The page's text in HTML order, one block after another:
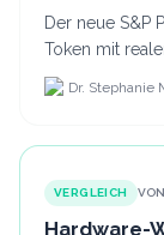
Der neue S&P
Token mit
aufgrund
Dr. Stephanie
VERGLEICH
Hardware-